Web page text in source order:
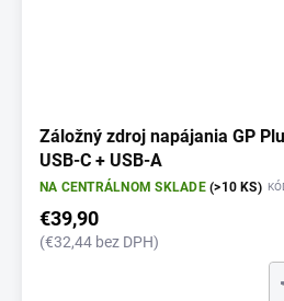
Záložný zdroj napájania GP
USB-C + USB-A
NA CENTRÁLNOM SKLADE(>10 KS)
€39,90
(€32,44 bez DPH)